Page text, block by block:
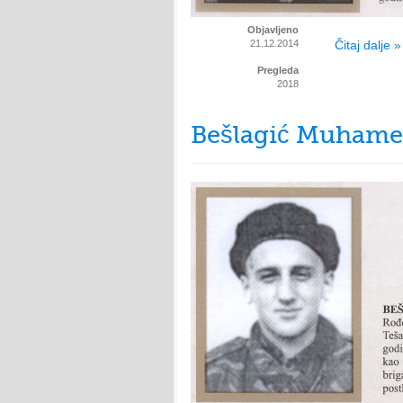
Objavljeno
21.12.2014
Pregleda
2018
Čitaj dalje »
Bešlagić